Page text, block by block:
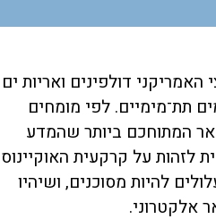
דולפינים ואריות ים
תת־מימיים. לפי מומחים
המתוחכם ביותר שהמדע
לזהות על קרקעית האוקיינוס
להיות מסוכנים, ​​ושיהיו
אלקטרוני.